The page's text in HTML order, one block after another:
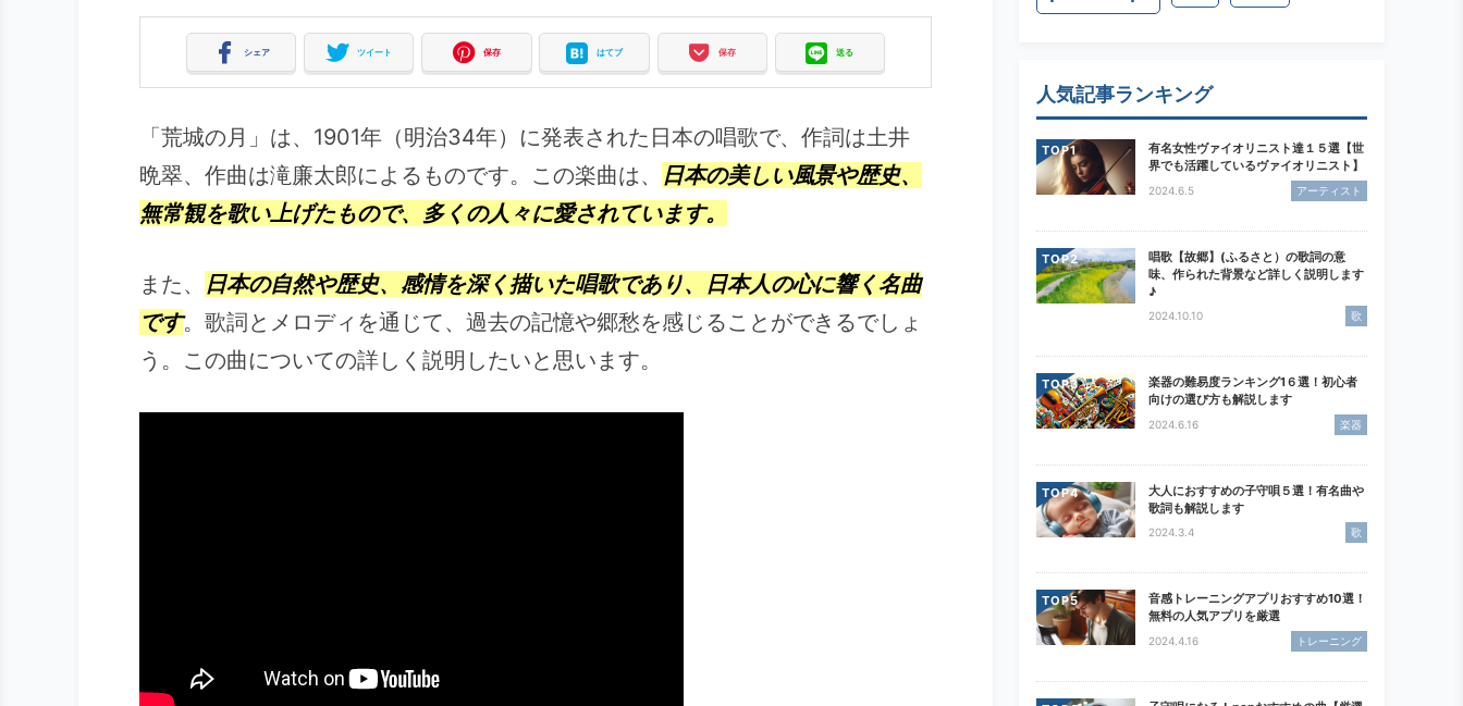
シェア ツイート 保存 はてブ 保存 送る
「荒城の月」は、1901年（明治34年）に発表された日本の唱歌で、作詞は土井
晩翠、作曲は滝廉太郎によるものです。この楽曲は、
日本の美しい風景や歴史、
無常観を歌い上げたもので、多くの人々に愛されています。
また、
日本の自然や歴史、感情を深く描いた唱歌であり、日本人の心に響く名曲
です。歌詞とメロディを通じて、過去の記憶や郷愁を感じることができるでしょ
う。この曲についての詳しく説明したいと思います。
人気記事ランキング
TOP
有名女性ヴァイオリニスト達１５選【世
界でも活躍しているヴァイオリニスト】
2024.6.5 アーティスト
TOP
唱歌【故郷】(ふるさと）の歌詞の意
味、作られた背景など詳しく説明します
♪
2024.10.10 歌
TOP
楽器の難易度ランキング1６選！初心者
向けの選び方も解説します
2024.6.16 楽器
TOP
大人におすすめの子守唄５選！有名曲や
歌詞も解説します
2024.3.4 歌
TOP
音感トレーニングアプリおすすめ10選！
無料の人気アプリを厳選
2024.4.16 トレーニング